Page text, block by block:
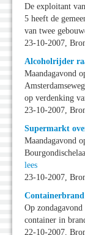
De exploitant
5 heeft de
van twee
23-10-2007,
Alcoholrijder
Maandagavond
op verdenking
23-10-2007,
Supermarkt
Maandagavond
lees
23-10-2007,
Op
container in
22-10-2007,